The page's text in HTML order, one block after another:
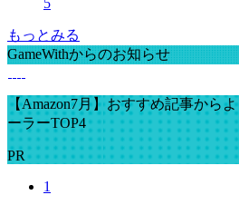
もっとみる
GameWithからのお知らせ
【Amazon7月】おすすめ記事から
ーラーTOP4
PR
1